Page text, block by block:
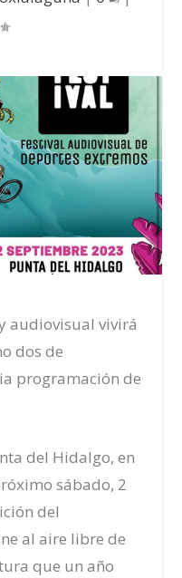
audiovisual vivirá
dos de
programación de
del Hidalgo, en
sábado, 2
del
al aire libre de
que un año